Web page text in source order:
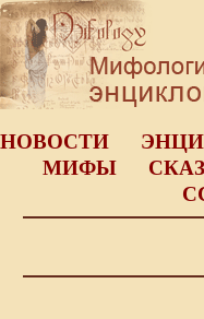
НОВОСТИ
МИФЫ